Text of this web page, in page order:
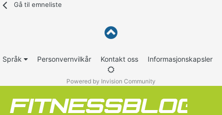
Gå til emneliste
Språk Personvernvilkår Kontakt oss Informasjonskapsler
Powered by Invision Community